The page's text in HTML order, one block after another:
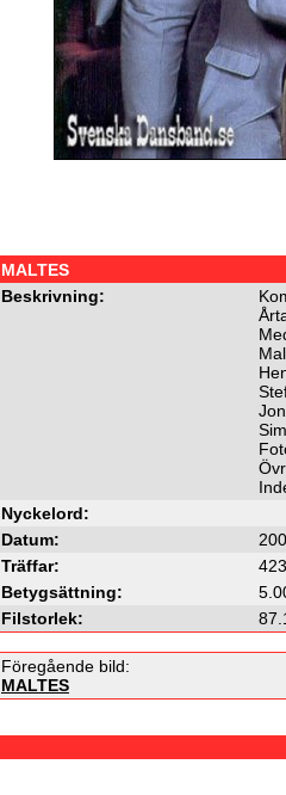
MALTES
Beskrivning:
Nyckelord:
Datum:
Träffar:
Betygsättning:
Filstorlek:
Föregående bild:
MALTES